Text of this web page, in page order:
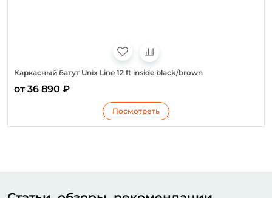
Каркасный батут Unix Line 12 ft inside black/brown
от 36 890 ₽
Посмотреть